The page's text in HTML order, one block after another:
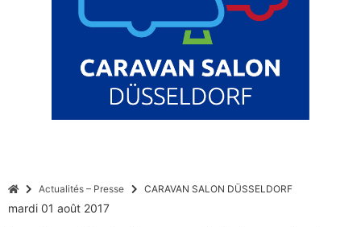
Actualités – Presse CARAVAN SALON DÜSSELDORF
mardi 01 août 2017